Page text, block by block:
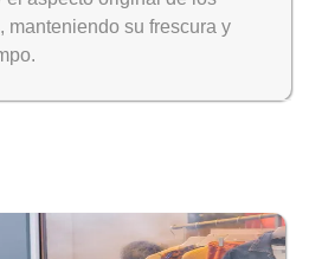
manteniendo su frescura y